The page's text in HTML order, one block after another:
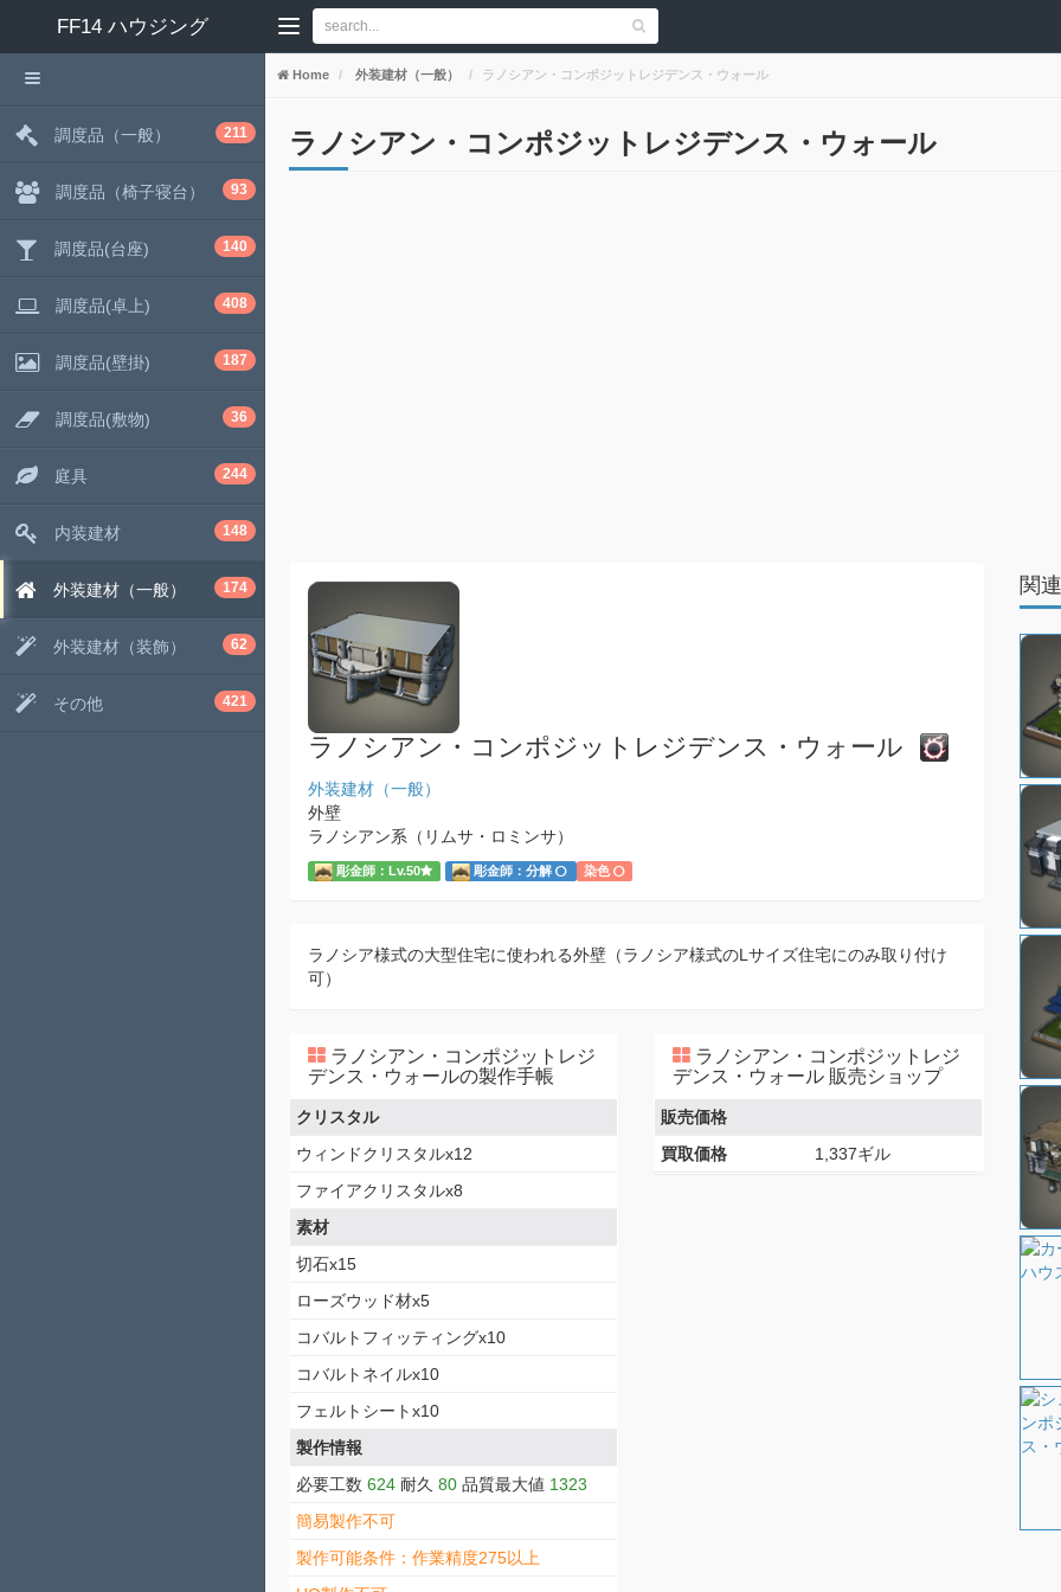
FF14 ハウジング
Home 外装建材（一般） ラノシアン・コンポジットレジデンス・ウォール
ラノシアン・コンポジットレジデンス・ウォール
ラノシアン・コンポジットレジデンス・ウォール
外装建材（一般）
外壁
ラノシアン系（リムサ・ロミンサ）
彫金師：Lv.50 彫金師：分解 染色
ラノシア様式の大型住宅に使われる外壁（ラノシア様式のLサイズ住宅にのみ取り付け
可）
ラノシアン・コンポジットレジ
デンス・ウォールの製作手帳
クリスタル
ウィンドクリスタルx12
ファイアクリスタルx8
素材
切石x15
ローズウッド材x5
コバルトフィッティングx10
コバルトネイルx10
フェルトシートx10
製作情報
必要工数 624 耐久 80 品質最大値 1323
簡易製作不可
製作可能条件：作業精度275以上
ラノシアン・コンポジットレジ
デンス・ウォール 販売ショップ
販売価格
買取価格
1,337ギル
関
調度品（一般） 211
調度品（椅子寝台） 93
調度品(台座) 140
調度品(卓上) 408
調度品(壁掛) 187
調度品(敷物) 36
庭具 244
内装建材 148
外装建材（一般） 174
外装建材（装飾） 62
その他 421